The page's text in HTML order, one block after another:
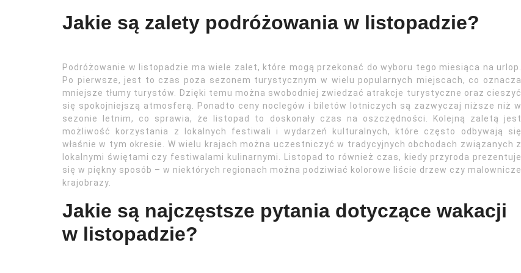
Jakie są zalety podróżowania w listopadzie?
Podróżowanie w listopadzie ma wiele zalet, które mogą przekonać do wyboru tego miesiąca na urlop.
Po pierwsze, jest to czas poza sezonem turystycznym w wielu popularnych miejscach, co oznacza
mniejsze tłumy turystów. Dzięki temu można swobodniej zwiedzać atrakcje turystyczne oraz cieszyć
się spokojniejszą atmosferą. Ponadto ceny noclegów i biletów lotniczych są zazwyczaj niższe niż w
sezonie letnim, co sprawia, że listopad to doskonały czas na oszczędności. Kolejną zaletą jest
możliwość korzystania z lokalnych festiwali i wydarzeń kulturalnych, które często odbywają się
właśnie w tym okresie. W wielu krajach można uczestniczyć w tradycyjnych obchodach związanych z
lokalnymi świętami czy festiwalami kulinarnymi. Listopad to również czas, kiedy przyroda prezentuje
się w piękny sposób – w niektórych regionach można podziwiać kolorowe liście drzew czy malownicze
krajobrazy.
Jakie są najczęstsze pytania dotyczące wakacji
w listopadzie?